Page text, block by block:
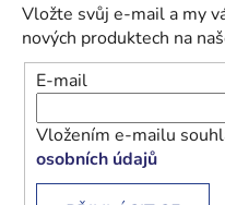
Vložte svůj e-mail a my
nových produktech na
E-mail
Vložením e-mailu
osobních údajů